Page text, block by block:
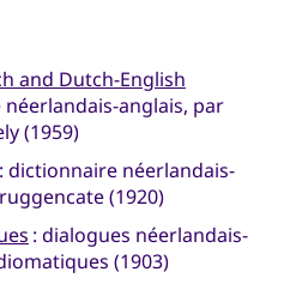
and Dutch-English
anglais, par
(1959)
dictionnaire néerlandais-
(1920)
: dialogues néerlandais-
(1903)